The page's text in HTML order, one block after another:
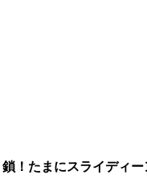
！たまにスライディー